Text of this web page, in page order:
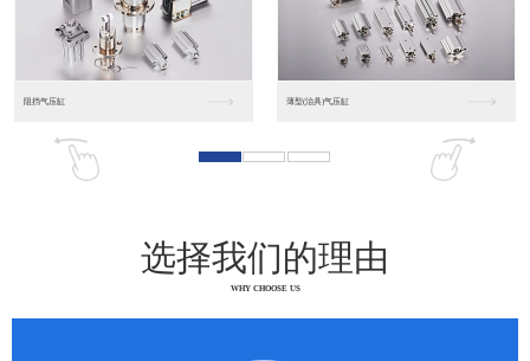
松下人机界面DP10... 数字光钎传感器FX-...
选择我们的理由
WHY CHOOSE US